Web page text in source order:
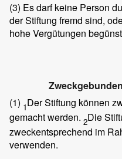
(3) Es darf keine Person
der Stiftung fremd sind,
hohe Vergütungen
(1) 1Der Stiftung können
gemacht werden. 2Die
zweckentsprechend im
verwenden.